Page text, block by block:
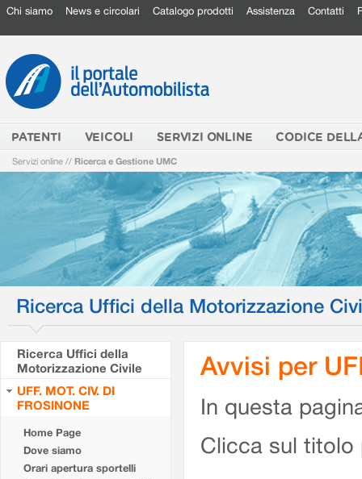
Chi siamo News e circolari Catalogo prodotti Assistenza Contatti
PATENTI VEICOLI SERVIZI ONLINE CODICE
Servizi online // Ricerca e Gestione UMC
Ricerca Uffici della Motorizzazione
Ricerca Uffici della
Motorizzazione Civile
UFF. MOT. CIV. DI
FROSINONE
Home Page
Dove siamo
Orari apertura sportelli
Avvisi per
In questa
Clicca sul titolo